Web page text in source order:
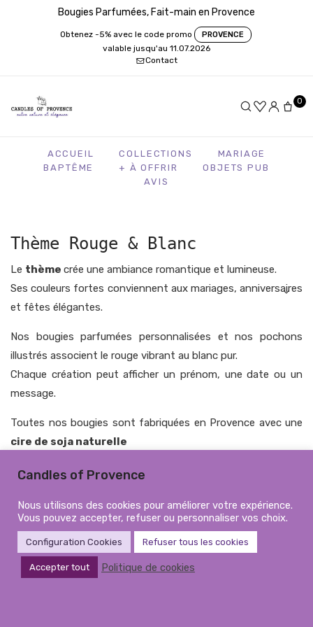
Bougies Parfumées, Fait-main en Provence
Obtenez -5% avec le code promo PROVENCE
valable jusqu'au 11.07.2026
Contact
0
ACCUEIL COLLECTIONS
MARIAGE
BAPTÊME
+ À OFFRIR
OBJETS PUB
AVIS
Thème Rouge & Blanc
Le thème crée une ambiance romantique et lumineuse.
Ses couleurs fortes conviennent aux mariages, anniversaires
et fêtes élégantes.
Nos bougies parfumées personnalisées et nos pochons
illustrés associent le rouge vibrant au blanc pur.
Chaque création peut afficher un prénom, une date ou un
message.
Toutes nos bougies sont fabriquées en Provence avec une
cire de soja naturelle
Affichage de 1–12 sur 18 résultatsTrié
du
plus
récent
Candles of Provence
Nous utilisons des cookies pour améliorer votre expérience.
Vous pouvez accepter, refuser ou personnaliser vos choix.
Configuration Cookies Refuser tous les cookies
Accepter tout Politique de cookies